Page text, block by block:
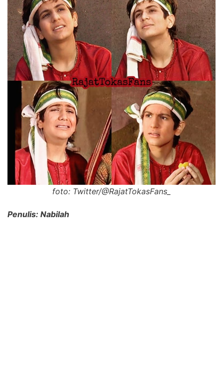
foto: Twitter/@RajatTokasFans_
Penulis: Nabilah